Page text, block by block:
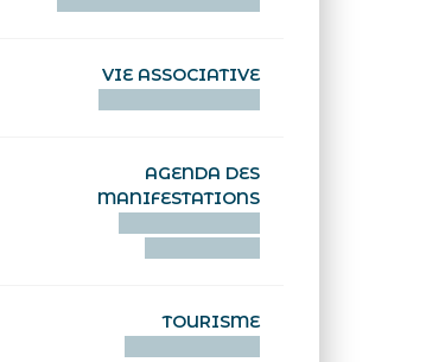
VIE ASSOCIATIVE
AGENDA DES
MANIFESTATIONS
TOURISME